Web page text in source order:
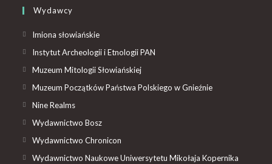
Wydawcy
Imiona słowiańskie
Instytut Archeologii i Etnologii PAN
Muzeum Mitologii Słowiańskiej
Muzeum Początków Państwa Polskiego w Gnieźnie
Nine Realms
Wydawnictwo Bosz
Wydawnictwo Chronicon
Wydawnictwo Naukowe Uniwersytetu Mikołaja Kopernika